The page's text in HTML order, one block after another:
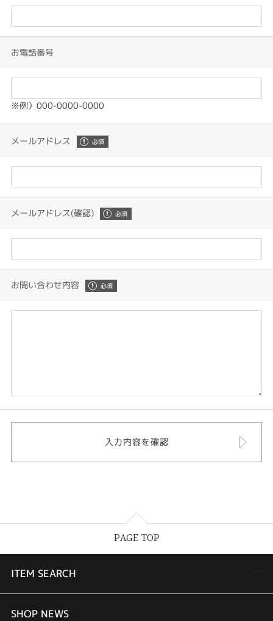
お電話番号
※例）000-0000-0000
メールアドレス
メールアドレス(確認)
お問い合わせ内容
PAGE TOP
ITEM SEARCH
婚約指輪
SHOP NEWS